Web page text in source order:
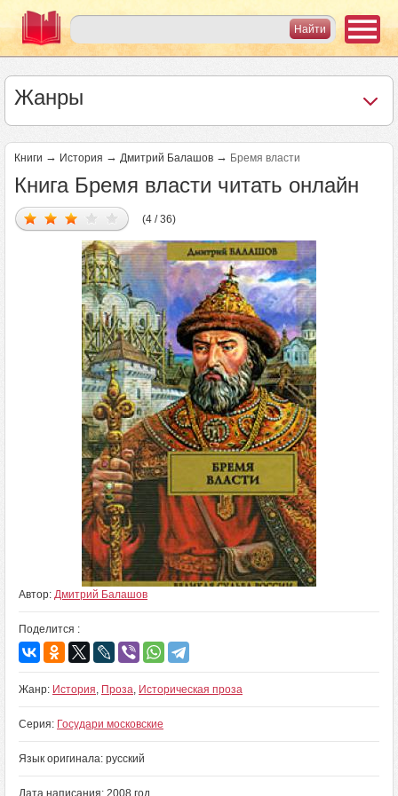
Жанры
Книги → История → Дмитрий Балашов → Бремя власти
Книга Бремя власти читать онлайн
(4 / 36)
Автор: Дмитрий Балашов
Поделится :
Жанр: История, Проза, Историческая проза
Серия: Государи московские
Язык оригинала: русский
Дата написания: 2008 год